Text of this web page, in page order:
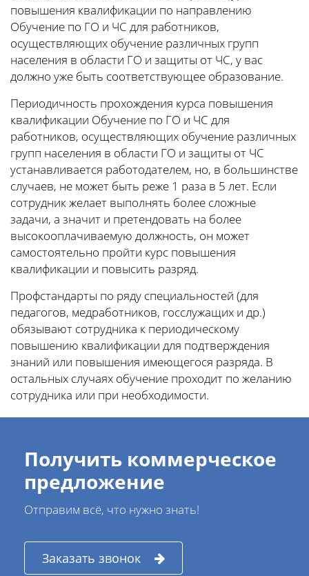
повышения квалификации по направлению
Обучение по ГО и ЧС для работников,
осуществляющих обучение различных групп
населения в области ГО и защиты от ЧС, у вас
должно уже быть соответствующее образование.
Периодичность прохождения курса повышения
квалификации Обучение по ГО и ЧС для
работников, осуществляющих обучение различных
групп населения в области ГО и защиты от ЧС
устанавливается работодателем, но, в большинстве
случаев, не может быть реже 1 раза в 5 лет. Если
сотрудник желает выполнять более сложные
задачи, а значит и претендовать на более
высокооплачиваемую должность, он может
самостоятельно пройти курс повышения
квалификации и повысить разряд.
Профстандарты по ряду специальностей (для
педагогов, медработников, госслужащих и др.)
обязывают сотрудника к периодическому
повышению квалификации для подтверждения
знаний или повышения имеющегося разряда. В
остальных случаях обучение проходит по желанию
сотрудника или при необходимости.
Получить коммерческое
предложение
Отправим всё, что нужно знать!
Заказать звонок